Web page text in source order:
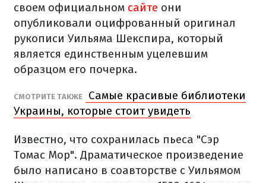
своем официальном сайте они
опубликовали оцифрованный оригинал
рукописи Уильяма Шекспира, который
является единственным уцелевшим
образцом его почерка.
СМОТРИТЕ ТАКЖЕ
Самые красивые библиотеки
Украины, которые стоит увидеть
Известно, что сохранилась пьеса "Сэр
Томас Мор". Драматическое произведение
было написано в соавторстве с Уильямом